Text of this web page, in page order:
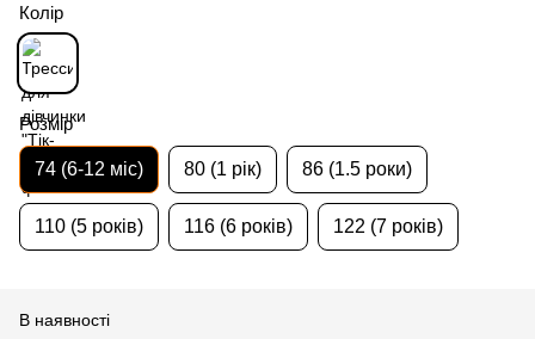
Колір
Розмір
74 (6-12 міс) 80 (1 рік) 86 (1.5 роки)
110 (5 років) 116 (6 років) 122 (7 років)
В наявності